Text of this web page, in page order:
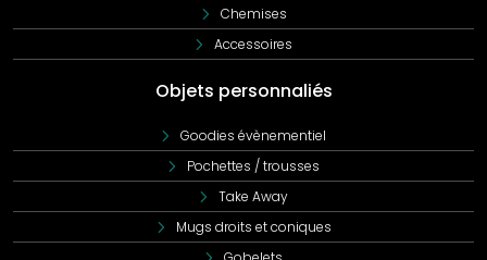
Chemises
Accessoires
Objets personnaliés
Goodies évènementiel
Pochettes / trousses
Take Away
Mugs droits et coniques